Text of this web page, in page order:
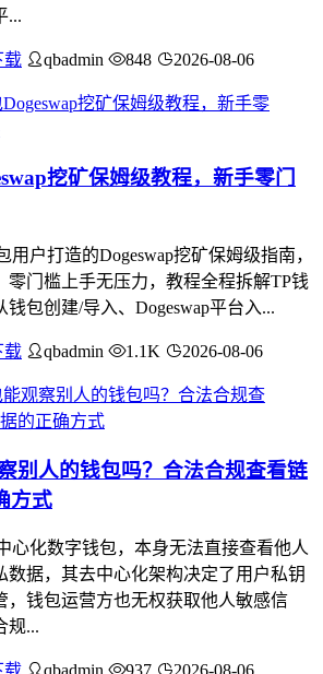
...
载 qbadmin 848 2026-08-06
挖矿保姆级教程，新手零门
用户打造的Dogeswap挖矿保姆级指南，
零门槛上手无压力，教程全程拆解TP钱
包创建/导入、Dogeswap平台入...
载 qbadmin 1.1K 2026-08-06
别人的钱包吗？合法合规查看链
方式
心化数字钱包，本身无法直接查看他人
数据，其去中心化架构决定了用户私钥
，钱包运营方也无权获取他人敏感信
规...
载 qbadmin 937 2026-08-06